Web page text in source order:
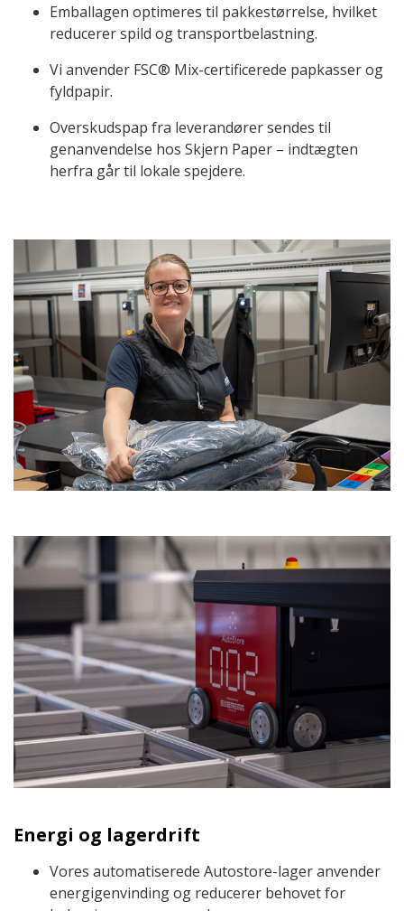
Emballagen optimeres til pakkestørrelse, hvilket
reducerer spild og transportbelastning.
Vi anvender FSC® Mix-certificerede papkasser og
fyldpapir.
Overskudspap fra leverandører sendes til
genanvendelse hos Skjern Paper – indtægten
herfra går til lokale spejdere.
Energi og lagerdrift
Vores automatiserede Autostore-lager anvender
energigenvinding og reducerer behovet for